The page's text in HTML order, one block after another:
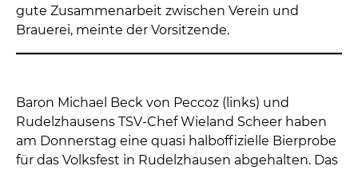
gute Zusammenarbeit zwischen Verein und
Brauerei, meinte der Vorsitzende.
Baron Michael Beck von Peccoz (links) und
Rudelzhausens TSV-Chef Wieland Scheer haben
am Donnerstag eine quasi halboffizielle Bierprobe
für das Volksfest in Rudelzhausen abgehalten. Das